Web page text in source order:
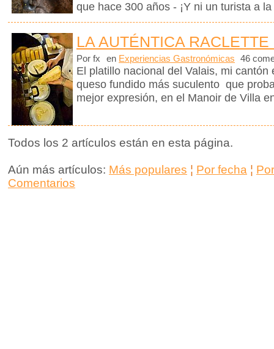
que hace 300 años - ¡Y ni un turista a
LA AUTÉNTICA RACLETTE
Por fx en Experiencias Gastronómicas 46
El platillo nacional del Valais, mi
queso fundido más suculento que
mejor expresión, en el Manoir de Villa
Todos los 2 artículos están en esta página.
Aún más artículos: Más populares ¦ Por fecha ¦
Comentarios